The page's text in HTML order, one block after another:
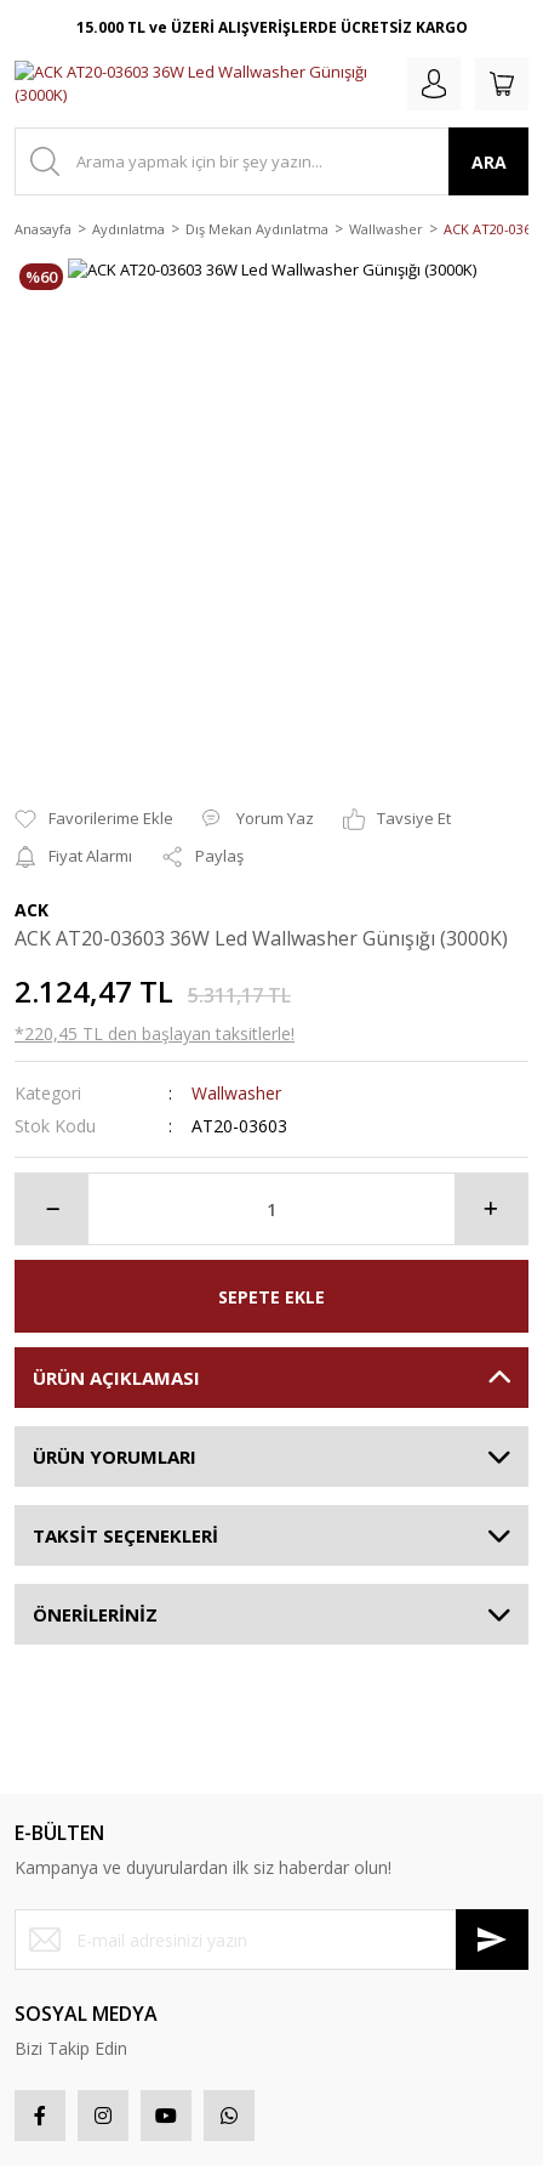
15.000 TL ve ÜZERİ ALIŞVERİŞLERDE ÜCRETSİZ KARGO
ARA
Anasayfa Aydınlatma Dış Mekan Aydınlatma Wallwasher ACK AT20-
%60
Yorum Yaz
Tavsiye Et
Fiyat Alarmı
Paylaş
ACK
ACK AT20-03603 36W Led Wallwasher Günışığı (3000K)
2.124,47 TL 5.311,17 TL
*220,45 TL den başlayan taksitlerle!
Kategori
Wallwasher
Stok Kodu
AT20-03603
SEPETE EKLE
ÜRÜN AÇIKLAMASI
ÜRÜN YORUMLARI
TAKSİT SEÇENEKLERİ
ÖNERİLERİNİZ
E-BÜLTEN
Kampanya ve duyurulardan ilk siz haberdar olun!
SOSYAL MEDYA
Bizi Takip Edin